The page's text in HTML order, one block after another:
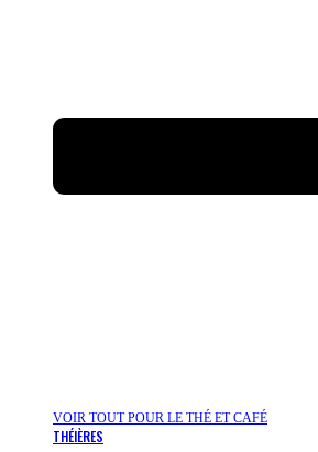
VOIR TOUT POUR LE THÉ ET CAFÉ
THÉIÈRES